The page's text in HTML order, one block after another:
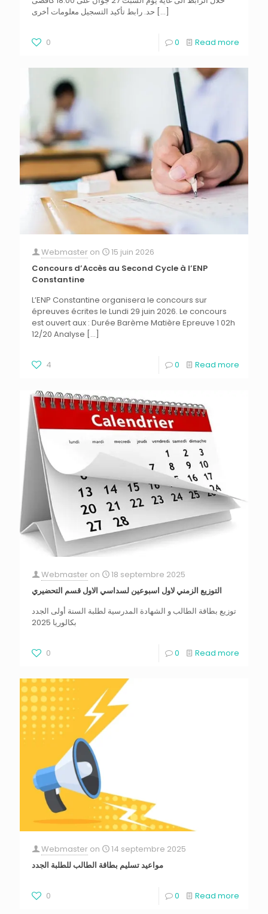
حد. رابط تأكيد التسجيل معلومات أخرى […]
0 0 Read more
Webmaster on
15 juin 2026
Concours d’Accès au Second Cycle à l’ENP
Constantine
L’ENP Constantine organisera le concours sur
épreuves écrites le Lundi 29 juin 2026. Le concours
est ouvert aux : Durée Barème Matière Epreuve 1 02h
12/20 Analyse […]
4 0 Read more
Webmaster on
18 septembre 2025
التوزيع الزمني لاول اسبوعين لسداسي الاول قسم التحضيري
توزيع بطاقة الطالب و الشهادة المدرسية لطلبة السنة أولى الجدد
بكالوريا 2025
0 0 Read more
Webmaster on
14 septembre 2025
مواعيد تسليم بطاقة الطالب للطلبة الجدد
0 0 Read more